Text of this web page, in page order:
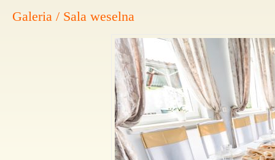
Galeria / Sala weselna